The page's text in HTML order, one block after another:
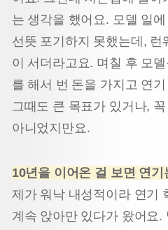
는 생각을 했어요. 모델 일
선뜻 포기하지 못했는데, 런
이 서더라고요. 며칠 후 모
를 해서 번 돈을 가지고 연
그때도 큰 목표가 있거나,
아니었지만요.
10년을 이어온 걸 보면 연
제가 워낙 내성적이라 연기
계속 앉아만 있다가 왔어요.